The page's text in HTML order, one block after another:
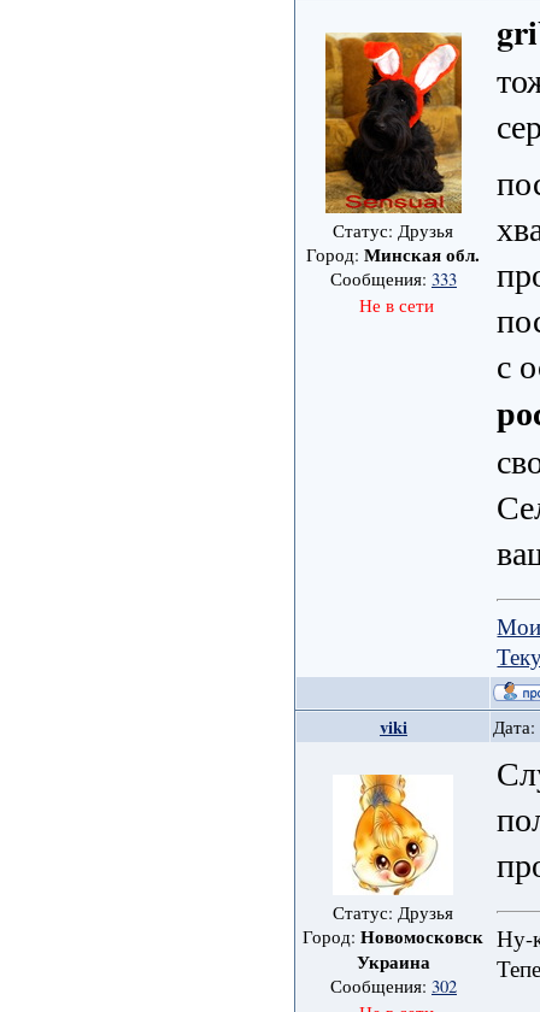
Статус: Друзья
Город:Минская обл.
Сообщения: 333
Не в сети
с
viki
Статус: Друзья
Город:Новомосковск
Украина
Сообщения: 302
Ну-